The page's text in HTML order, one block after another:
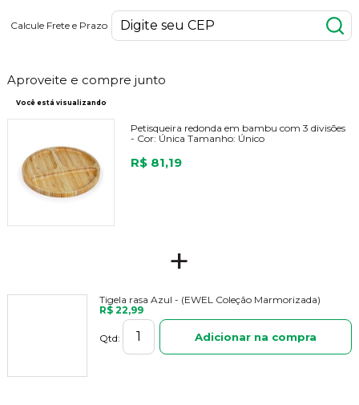
Calcule Frete e Prazo
Aproveite e compre junto
Você está visualizando
Petisqueira redonda em bambu com 3 divisões
- Cor: Única Tamanho: Único
R$ 81,19
+
Tigela rasa Azul - (EWEL Coleção Marmorizada)
R$ 22,99
Qtd: Adicionar na compra